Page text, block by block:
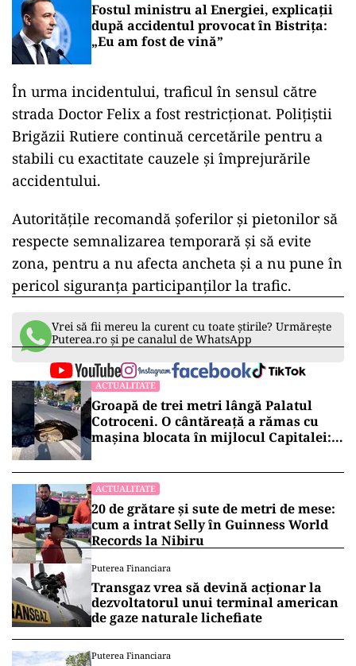
Fostul ministru al Energiei, explicații
după accidentul provocat în Bistrița:
„Eu am fost de vină”
În urma incidentului, traficul în sensul către
strada Doctor Felix a fost restricționat. Polițiștii
Brigăzii Rutiere continuă cercetările pentru a
stabili cu exactitate cauzele și împrejurările
accidentului.
Autoritățile recomandă șoferilor și pietonilor să
respecte semnalizarea temporară și să evite
zona, pentru a nu afecta ancheta și a nu pune în
pericol siguranța participanților la trafic.
Vrei să fii mereu la curent cu toate știrile? Urmărește
Puterea.ro și pe canalul de WhatsApp
ACTUALITATE
Groapă de trei metri lângă Palatul
Cotroceni. O cântăreață a rămas cu
mașina blocata în mijlocul Capitalei:
ACTUALITATE
20 de grătare și sute de metri de mese:
cum a intrat Selly în Guinness World
Records la Nibiru
Puterea Financiara
Transgaz vrea să devină acționar la
dezvoltatorul unui terminal american
de gaze naturale lichefiate
Puterea Financiara